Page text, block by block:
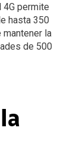
4G permite
hasta 350
la
de 500